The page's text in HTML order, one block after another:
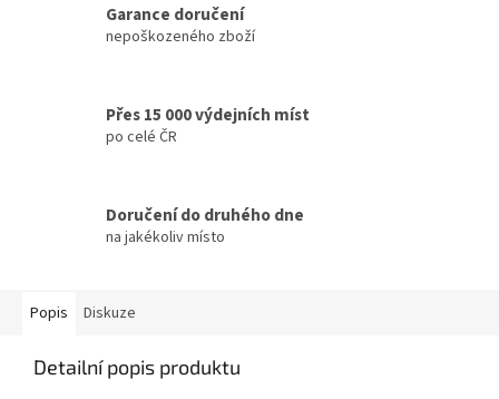
Garance doručení
nepoškozeného zboží
Přes 15 000 výdejních míst
po celé ČR
Doručení do druhého dne
na jakékoliv místo
Popis Diskuze
Detailní popis produktu